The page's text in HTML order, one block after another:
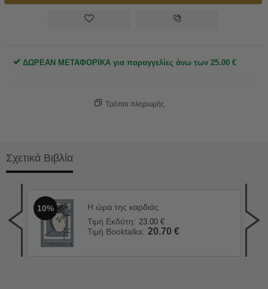
ΔΩΡΕΑΝ ΜΕΤΑΦΟΡΙΚΑ για παραγγελίες άνω των 25.00 €
Τρόποι πληρωμής
Σχετικά Βιβλία
10%
Η ώρα της καρδιάς
Τιμή Εκδότη: 23.00 €
Τιμή Booktalks: 20.70 €